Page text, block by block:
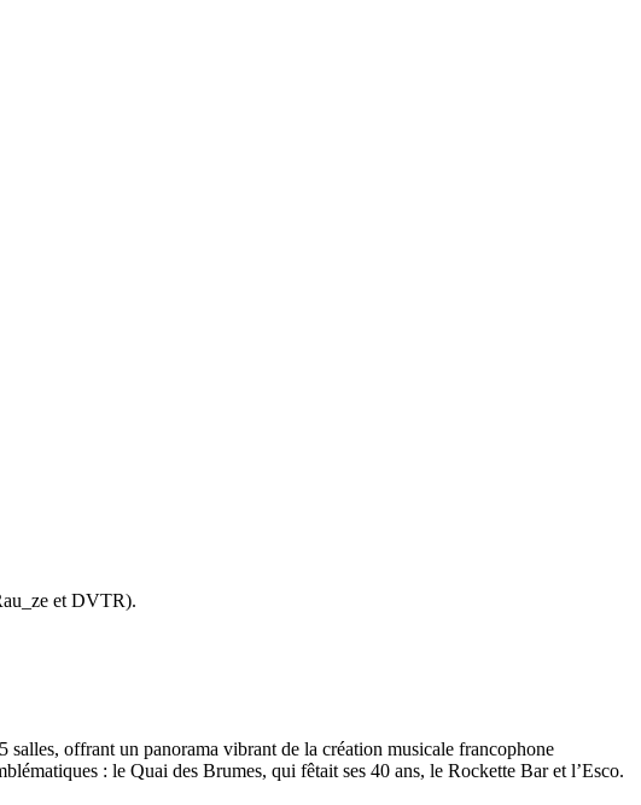
et DVTR).
offrant un panorama vibrant de la création musicale francophone
: le Quai des Brumes, qui fêtait ses 40 ans, le Rockette Bar et l’Esco.